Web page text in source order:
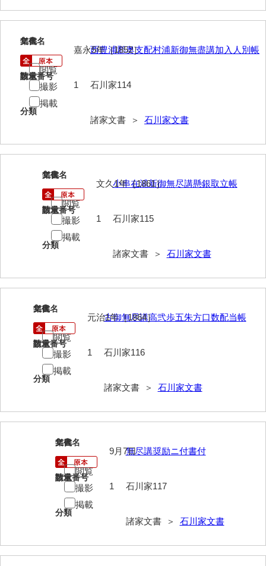
岸浩文庫
木梨家文書
木原家文書
木部家文書
木村家文書
木村家文書（山口市）
清川家文書
口羽家文書
国司家文書
国光家文書
国行家文書
熊谷家文書
熊谷家文書（山口市）
熊野家文書（防府市）
蔵田家文書
栗林家文書
114
文書名
西豊浦郡奥支配村浦新御無盡講加入人別帳
請求番号
石川家114
分類
諸家文書 ＞ 石川家文書
年代
嘉永5年［1852］
数量
1
閲覧
撮影
掲載
115
文書名
小串在浦新御無尽講懸銀取立帳
請求番号
石川家115
分類
諸家文書 ＞ 石川家文書
年代
文久1年［1861］
数量
1
閲覧
撮影
掲載
116
文書名
古御無尽講高弐歩五朱方口数配当帳
請求番号
石川家116
分類
諸家文書 ＞ 石川家文書
年代
元治1年［1864］
数量
1
閲覧
撮影
掲載
117
文書名
無尽講奨励ニ付書付
請求番号
石川家117
分類
諸家文書 ＞ 石川家文書
年代
9月7日
数量
1
閲覧
撮影
掲載